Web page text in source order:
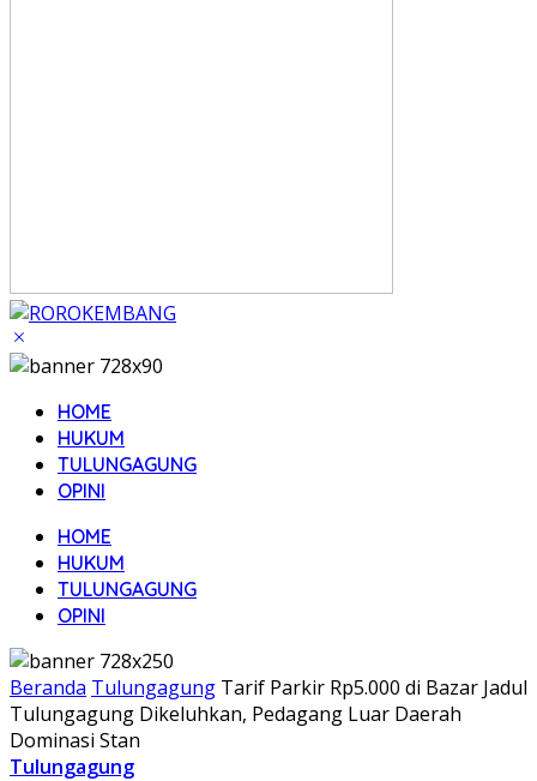
HOME
HUKUM
TULUNGAGUNG
OPINI
HOME
HUKUM
TULUNGAGUNG
OPINI
Beranda Tulungagung Tarif Parkir Rp5.000 di Bazar Jadul
Tulungagung Dikeluhkan, Pedagang Luar Daerah
Dominasi Stan
Tulungagung